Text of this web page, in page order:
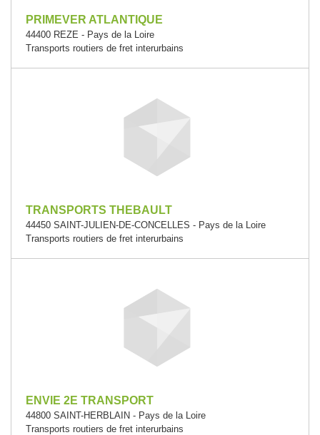
PRIMEVER ATLANTIQUE
44400 REZE - Pays de la Loire
Transports routiers de fret interurbains
TRANSPORTS THEBAULT
44450 SAINT-JULIEN-DE-CONCELLES - Pays de la Loire
Transports routiers de fret interurbains
ENVIE 2E TRANSPORT
44800 SAINT-HERBLAIN - Pays de la Loire
Transports routiers de fret interurbains